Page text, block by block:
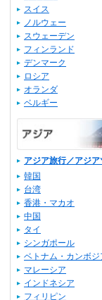
スイス
ノルウェー
スウェーデン
フィンランド
デンマーク
ロシア
オランダ
ベルギー
アジア旅行／アジア
韓国
台湾
香港・マカオ
中国
タイ
シンガポール
ベトナム・カンボジ
マレーシア
インドネシア
フィリピン